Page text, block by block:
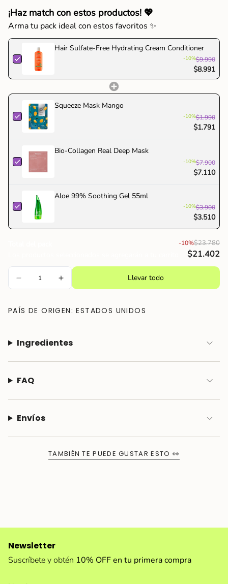
cabello, masajeando desde la raíz a las puntas y
enjuagar.
Para obtener los mejores resultados combinar com el
champú Cantu Cleansing Cream
Shampoo.
Ingredientes clave: Manteca de karité y pantenol.
el
carrito",
"decrease"=>"Disminuir
cantidad
para
product
}}",
"multiples_of"=>"Incrementos
de
"minimum_of"=>"Mínimo
quantity
}}",
"maximum_of"=>"Máximo
de
¡Haz match con estos productos! 💖
Arma tu pack ideal con estos favoritos ✨
Hair Sulfate-Free Hydrating Cream Conditioner
-10%$9.990
$8.991
Squeeze Mask Mango
-10%$1.990
$1.791
Bio-Collagen Real Deep Mask
-10%$7.900
$7.110
Aloe 99% Soothing Gel 55ml
-10%$3.900
$3.510
-10%$23.780
$21.402
Llevar todo
PAÍS DE ORIGEN: ESTADOS UNIDOS
Ingredientes
FAQ
Envíos
TAMBIÉN TE PUEDE GUSTAR ESTO 👀
Newsletter
Suscríbete y obtén 10% OFF en tu primera compra